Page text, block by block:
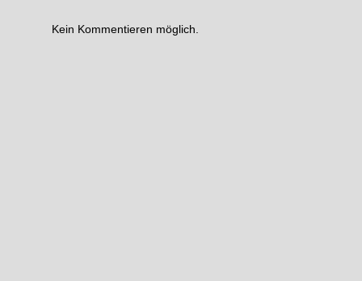
Kein Kommentieren möglich.